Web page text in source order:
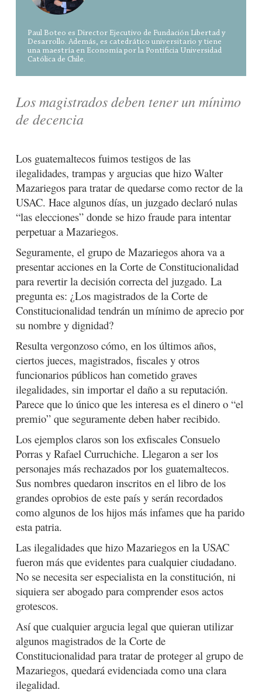
Los magistrados deben tener un mínimo
de decencia
Los guatemaltecos fuimos testigos de las
ilegalidades, trampas y argucias que hizo Walter
Mazariegos para tratar de quedarse como rector de la
USAC. Hace algunos días, un juzgado declaró nulas
“las elecciones” donde se hizo fraude para intentar
perpetuar a Mazariegos.
Seguramente, el grupo de Mazariegos ahora va a
presentar acciones en la Corte de Constitucionalidad
para revertir la decisión correcta del juzgado. La
pregunta es: ¿Los magistrados de la Corte de
Constitucionalidad tendrán un mínimo de aprecio por
su nombre y dignidad?
Resulta vergonzoso cómo, en los últimos años,
ciertos jueces, magistrados, fiscales y otros
funcionarios públicos han cometido graves
ilegalidades, sin importar el daño a su reputación.
Parece que lo único que les interesa es el dinero o “el
premio” que seguramente deben haber recibido.
Los ejemplos claros son los exfiscales Consuelo
Porras y Rafael Curruchiche. Llegaron a ser los
personajes más rechazados por los guatemaltecos.
Sus nombres quedaron inscritos en el libro de los
grandes oprobios de este país y serán recordados
como algunos de los hijos más infames que ha parido
esta patria.
Las ilegalidades que hizo Mazariegos en la USAC
fueron más que evidentes para cualquier ciudadano.
No se necesita ser especialista en la constitución, ni
siquiera ser abogado para comprender esos actos
grotescos.
Así que cualquier argucia legal que quieran utilizar
algunos magistrados de la Corte de
Constitucionalidad para tratar de proteger al grupo de
Mazariegos, quedará evidenciada como una clara
ilegalidad.
Paul Boteo es Director Ejecutivo de Fundación Libertad y
Desarrollo. Además, es catedrático universitario y tiene
una maestría en Economía por la Pontificia Universidad
Católica de Chile.